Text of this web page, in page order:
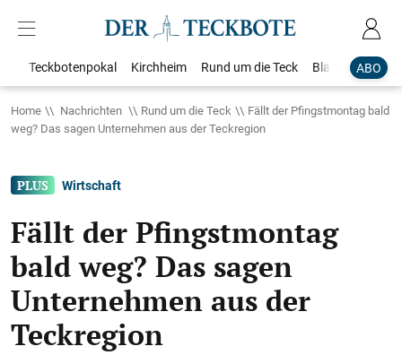
ABO
Teckbotenpokal Kirchheim Rund um die Teck Blaulicht
Home Nachrichten Rund um die Teck
Fällt der Pfingstmontag bald
weg?​​​ Das sagen Unternehmen aus der Teckregion
Wirtschaft
Fällt der Pfingstmontag
bald weg?​​​ Das sagen
Unternehmen aus der
Teckregion